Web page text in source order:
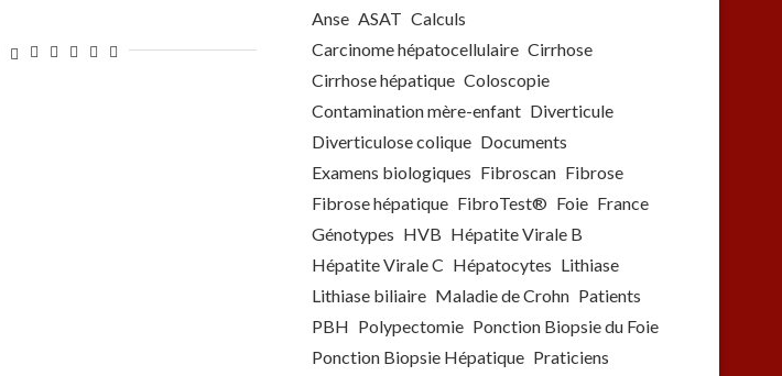
Anse ASAT Calculs
Carcinome hépatocellulaire Cirrhose
Cirrhose hépatique Coloscopie
Contamination mère-enfant Diverticule
Diverticulose colique Documents
Examens biologiques Fibroscan Fibrose
Fibrose hépatique FibroTest® Foie France
Génotypes HVB Hépatite Virale B
Hépatite Virale C Hépatocytes Lithiase
Lithiase biliaire Maladie de Crohn Patients
PBH Polypectomie Ponction Biopsie du Foie
Ponction Biopsie Hépatique Praticiens